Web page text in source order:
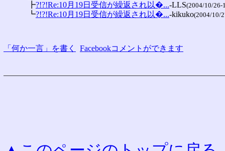
┣?!?!Re:10月19日受信が繰返され以�...-LLS(2004/10/26-
┗?!?!Re:10月19日受信が繰返され以�...-kikuko(2004/10/
「何か一言」を書く Facebookコメントができます